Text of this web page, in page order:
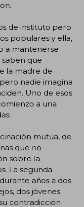
de instituto pero
populares y ella,
a mantenerse
saben que
la madre de
nadie imagina
Uno de esos
a una
mutua, de
que no
sobre la
La segunda
años a dos
dos jóvenes
contradicción